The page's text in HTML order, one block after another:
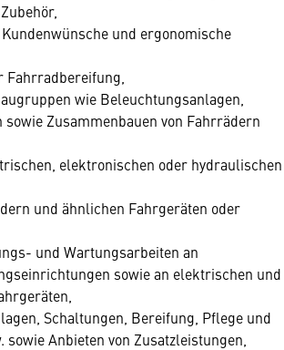
und ergonomische
wie Beleuchtungsanlagen,
Zusammenbauen von Fahrrädern
elektronischen oder hydraulischen
und ähnlichen Fahrgeräten oder
und Wartungsarbeiten an
sowie an elektrischen und
Schaltungen, Bereifung, Pflege und
Anbieten von Zusatzleistungen,